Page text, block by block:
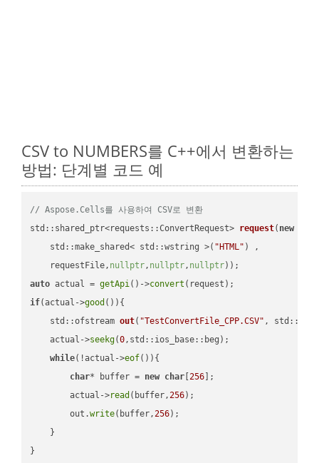
CSV to NUMBERS를 C++에서 변환하는
방법: 단계별 코드 예
// Aspose.Cells를 사용하여 CSV로 변환
std::shared_ptr<requests::ConvertRequest> request( new
    std::make_shared< std::wstring >(
"HTML" ) ,
    requestFile,
nullptr, nullptr, nullptr))
auto actual = getApi()->convert
if(actual->good ()){
std::ofstream out( "TestConvertFile_CPP.CSV" ,
    actual->
seekg(0,std::ios_base::beg);
while(!actual->eof()){
char* buffer = new char [256 ];
        actual->
read (buffer,256);
        out.
write(buffer,256);
    }
}